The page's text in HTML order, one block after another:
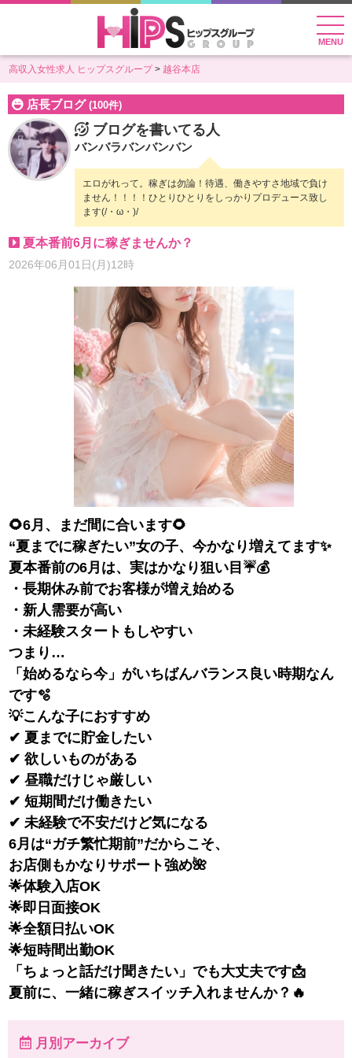
MENU
高収入女性求人 ヒップスグループ 越谷本店
店長ブログ (100件)
ブログを書いてる人
バンバラバンバンバン
エロがれって。稼ぎは勿論！待遇、働きやすさ地域で負け
ません！！！！ひとりひとりをしっかりプロデュース致し
ます(/・ω・)/
夏本番前6月に稼ぎませんか？
2026年06月01日(月)12時
🌻6月、まだ間に合います🌻
“夏までに稼ぎたい”女の子、今かなり増えてます✨
夏本番前の6月は、実はかなり狙い目☔️💰
・長期休み前でお客様が増え始める
・新人需要が高い
・未経験スタートもしやすい
つまり…
「始めるなら今」がいちばんバランス良い時期なん
です🫧
💡こんな子におすすめ
✔ 夏までに貯金したい
✔ 欲しいものがある
✔ 昼職だけじゃ厳しい
✔ 短期間だけ働きたい
✔ 未経験で不安だけど気になる
6月は“ガチ繁忙期前”だからこそ、
お店側もかなりサポート強め🌺
🌟体験入店OK
🌟即日面接OK
🌟全額日払いOK
🌟短時間出勤OK
「ちょっと話だけ聞きたい」でも大丈夫です📩
夏前に、一緒に稼ぎスイッチ入れませんか？🔥
月別アーカイブ